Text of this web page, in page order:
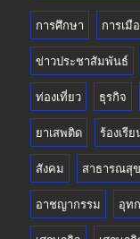
การศึกษา การเมื
ข่าวประชาสัมพันธ์
ท่องเที่ยว ธุรกิจ
ยาเสพติด ร้องเรีย
สังคม สาธารณสุข
อาชญากรรม อุท